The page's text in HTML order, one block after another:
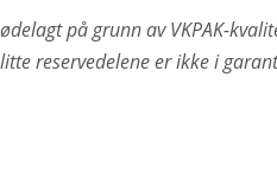
på grunn av VKPAK-
reservedelene er ikke i